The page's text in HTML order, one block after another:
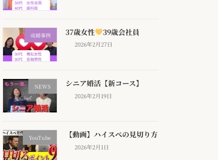
成婚事例 37歳女性 39歳会社員
2026年2月27日
NEWS シニア婚活【新コース】
2026年2月19日
YouTube 【動画】ハイスぺの見切り方
2026年2月1日